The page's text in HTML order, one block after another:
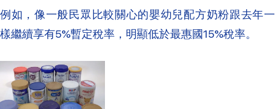
例如，像一般民眾比較關心的嬰幼兒配方奶粉跟去年一
樣繼續享有5%暫定稅率，明顯低於最惠國15%稅率。